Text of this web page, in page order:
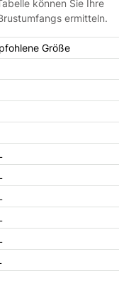
können Sie Ihre
ermitteln.
Größe